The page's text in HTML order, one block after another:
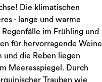
Die klimatischen
- lange und warme
im Frühling und
für hervorragende Weine
und die Reben liegen
Meeresspiegel. Durch
Trauben wie